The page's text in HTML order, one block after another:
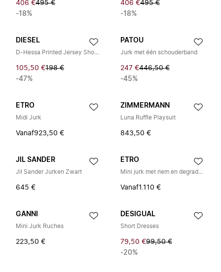
406 €495 €
-18%
406 €495 €
-18%
DIESEL
D-Hessa Printed Jersey Short Dress
105,50 €198 €
-47%
PATOU
Jurk met één schouderband
247 €446,50 €
-45%
ETRO
Midi Jurk
Vanaf923,50 €
ZIMMERMANN
Luna Ruffle Playsuit
843,50 €
JIL SANDER
Jil Sander Jurken Zwart
645 €
ETRO
Mini jurk met riem en degradé paisley motief
Vanaf1.110 €
GANNI
Mini Jurk Ruches
223,50 €
DESIGUAL
Short Dresses
79,50 €99,50 €
-20%